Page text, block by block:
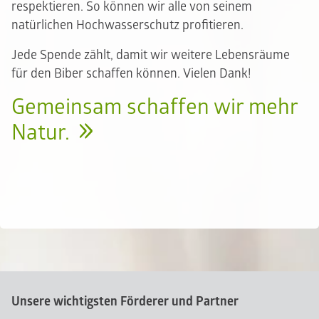
respektieren. So können wir alle von seinem
natürlichen Hochwasserschutz profitieren.
Jede Spende zählt, damit wir weitere Lebensräume
für den Biber schaffen können. Vielen Dank!
Gemeinsam schaffen wir mehr
Natur.
Unsere wichtigsten Förderer und Partner